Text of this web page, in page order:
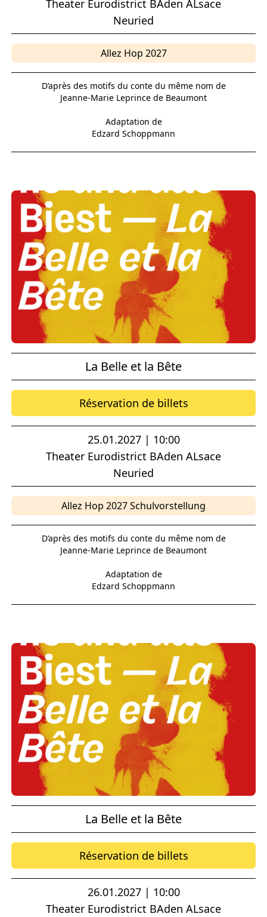
Theater Eurodistrict BAden ALsace
Neuried
Allez Hop 2027
D’après des motifs du conte du même nom de
Jeanne-Marie Leprince de Beaumont
Adaptation de
Edzard Schoppmann
La Belle et la Bête
Réservation de billets
25.01.2027 | 10:00
Theater Eurodistrict BAden ALsace
Neuried
Allez Hop 2027 Schulvorstellung
D’après des motifs du conte du même nom de
Jeanne-Marie Leprince de Beaumont
Adaptation de
Edzard Schoppmann
La Belle et la Bête
Réservation de billets
26.01.2027 | 10:00
Theater Eurodistrict BAden ALsace